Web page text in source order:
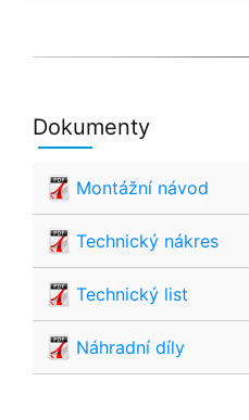
Dokumenty
Montážní návod
Technický nákres
Technický list
Náhradní díly